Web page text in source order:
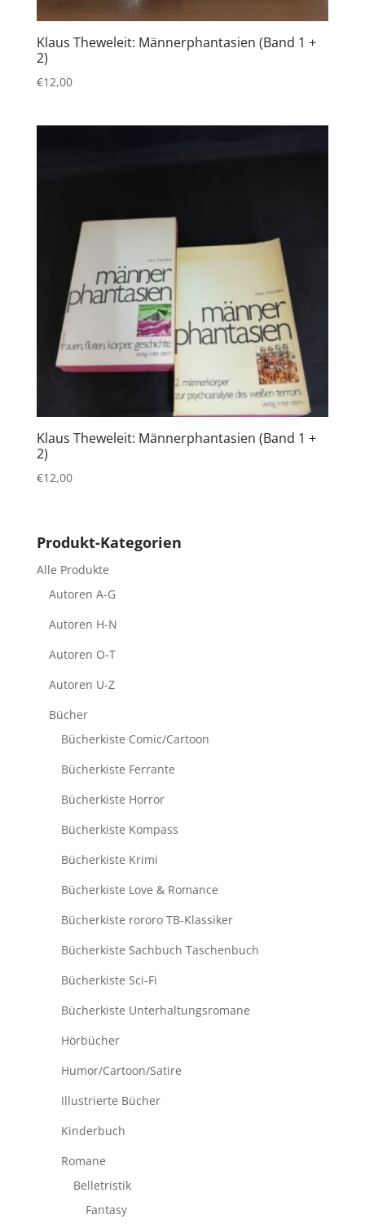
Klaus Theweleit: Männerphantasien (Band 1 +
2)
€12,00
Klaus Theweleit: Männerphantasien (Band 1 +
2)
€12,00
Produkt-Kategorien
Alle Produkte
Autoren A-G
Autoren H-N
Autoren O-T
Autoren U-Z
Bücher
Bücherkiste Comic/Cartoon
Bücherkiste Ferrante
Bücherkiste Horror
Bücherkiste Kompass
Bücherkiste Krimi
Bücherkiste Love & Romance
Bücherkiste rororo TB-Klassiker
Bücherkiste Sachbuch Taschenbuch
Bücherkiste Sci-Fi
Bücherkiste Unterhaltungsromane
Hörbücher
Humor/Cartoon/Satire
Illustrierte Bücher
Kinderbuch
Romane
Belletristik
Fantasy